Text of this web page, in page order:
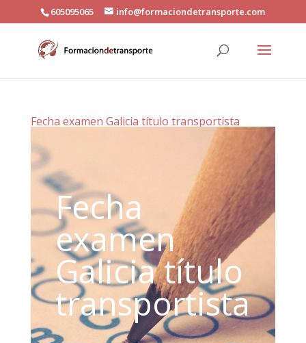
605095065 info@formaciondetransporte.com
Fecha examen Galicia título transportista
Fecha
examen
Galicia título
transportista